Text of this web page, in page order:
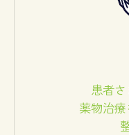
患者
薬物治